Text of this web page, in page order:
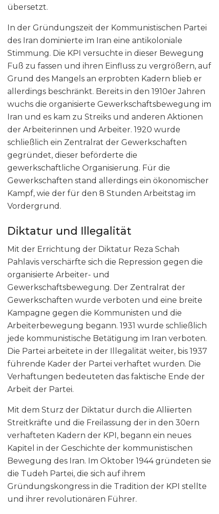
übersetzt.
In der Gründungszeit der Kommunistischen Partei
des Iran dominierte im Iran eine antikoloniale
Stimmung. Die KPI versuchte in dieser Bewegung
Fuß zu fassen und ihren Einfluss zu vergrößern, auf
Grund des Mangels an erprobten Kadern blieb er
allerdings beschränkt. Bereits in den 1910er Jahren
wuchs die organisierte Gewerkschaftsbewegung im
Iran und es kam zu Streiks und anderen Aktionen
der Arbeiterinnen und Arbeiter. 1920 wurde
schließlich ein Zentralrat der Gewerkschaften
gegründet, dieser beförderte die
gewerkschaftliche Organisierung. Für die
Gewerkschaften stand allerdings ein ökonomischer
Kampf, wie der für den 8 Stunden Arbeitstag im
Vordergrund.
Diktatur und Illegalität
Mit der Errichtung der Diktatur Reza Schah
Pahlavis verschärfte sich die Repression gegen die
organisierte Arbeiter- und
Gewerkschaftsbewegung. Der Zentralrat der
Gewerkschaften wurde verboten und eine breite
Kampagne gegen die Kommunisten und die
Arbeiterbewegung begann. 1931 wurde schließlich
jede kommunistische Betätigung im Iran verboten.
Die Partei arbeitete in der Illegalität weiter, bis 1937
führende Kader der Partei verhaftet wurden. Die
Verhaftungen bedeuteten das faktische Ende der
Arbeit der Partei.
Mit dem Sturz der Diktatur durch die Alliierten
Streitkräfte und die Freilassung der in den 30ern
verhafteten Kadern der KPI, begann ein neues
Kapitel in der Geschichte der kommunistischen
Bewegung des Iran. Im Oktober 1944 gründeten sie
die Tudeh Partei, die sich auf ihrem
Gründungskongress in die Tradition der KPI stellte
und ihrer revolutionären Führer.